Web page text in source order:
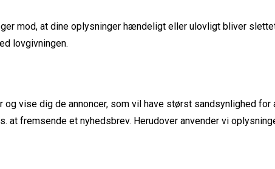
mod, at dine oplysninger hændeligt eller ulovligt bliver
lovgivningen.
vise dig de annoncer, som vil have størst sandsynlighed
at fremsende et nyhedsbrev. Herudover anvender vi